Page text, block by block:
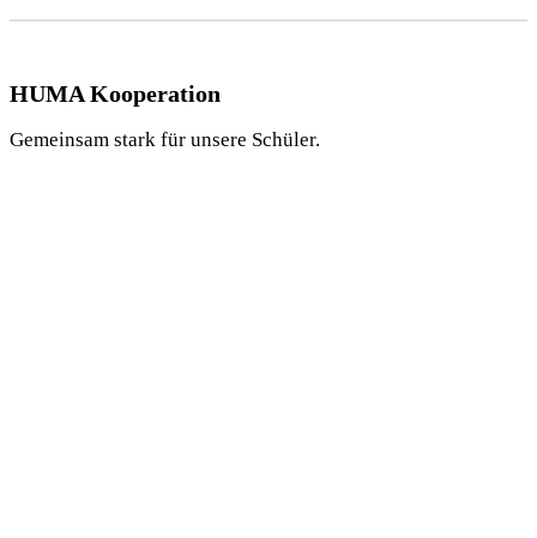
HUMA Kooperation
Gemeinsam stark für unsere Schüler.